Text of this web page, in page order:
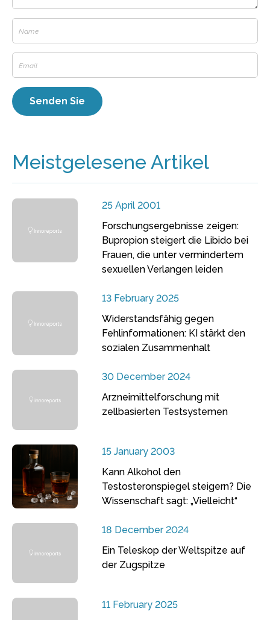
Meistgelesene Artikel
25 April 2001
Forschungsergebnisse zeigen:
Bupropion steigert die Libido bei
Frauen, die unter vermindertem
sexuellen Verlangen leiden
13 February 2025
Widerstandsfähig gegen
Fehlinformationen: KI stärkt den
sozialen Zusammenhalt
30 December 2024
Arzneimittelforschung mit
zellbasierten Testsystemen
15 January 2003
Kann Alkohol den
Testosteronspiegel steigern? Die
Wissenschaft sagt: „Vielleicht“
18 December 2024
Ein Teleskop der Weltspitze auf
der Zugspitze
11 February 2025